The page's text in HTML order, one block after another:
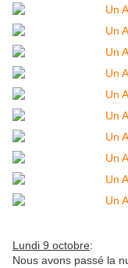
Lundi 9 octobre:
Nous avons passé la